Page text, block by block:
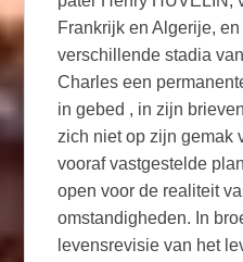
Frankrijk en Algerije,
verschillende stadia
Charles een
in gebed , in zijn
zich niet op zijn gemak
vooraf vastgestelde
open voor de realiteit
omstandigheden. In
levensrevisie van het